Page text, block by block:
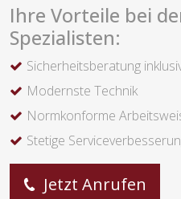
Ihre Vorteile bei
Spezialisten:
Sicherheitsberatung
Modernste Technik
Normkonforme
Stetige
Jetzt Anrufen